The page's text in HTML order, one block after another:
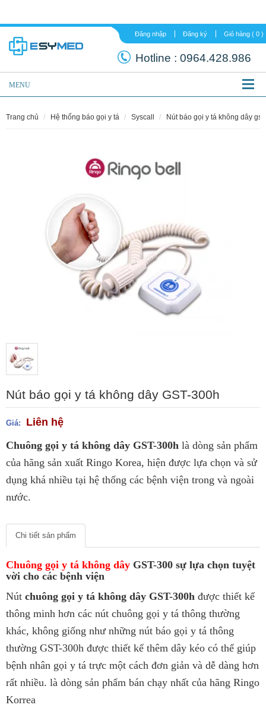
Đăng nhập Đăng ký
Hotline :
MENU
trang chủ hệ thống báo gọi y tá syscall nút báo gọi y tá không dây
Nút báo gọi y tá không dây GST-300h
Giá:
Liên hệ
Chuông gọi y tá không dây GST-300h là dòng sản phẩm
của hãng sản xuất Ringo Korea, hiện được lựa chọn và sử
dụng khá nhiều tại hệ thống các bệnh viện trong và ngoài
nước.
Chi tiết sản phẩm
Chuông gọi y tá không dây GST-300 sự lựa chọn tuyệt
vời cho các bệnh viện
Nút chuông gọi y tá không dây GST-300h được thiết kế
thông minh hơn các nút chuông gọi y tá thông thường
khác, không giống như những nút báo gọi y tá thông
thường GST-300h được thiết kế thêm dây kéo có thể giúp
bệnh nhân gọi y tá trực một cách đơn giản và dễ dàng hơn
rất nhiều. là dòng sản phẩm bán chạy nhất của hãng Ringo
Korrea